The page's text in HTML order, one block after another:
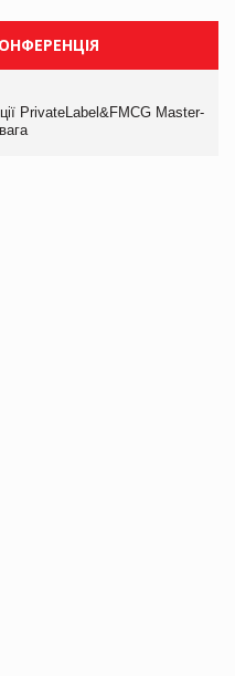
PrivateLabel&FMCG Master-